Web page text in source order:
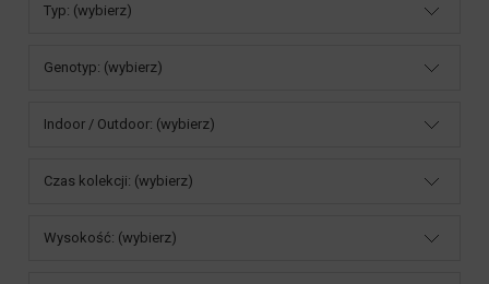
Typ: (wybierz)
Genotyp: (wybierz)
Indoor / Outdoor: (wybierz)
Czas kolekcji: (wybierz)
Wysokość: (wybierz)